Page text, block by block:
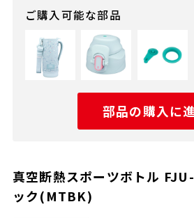
ご購入可能な部品
部品の購入に
真空断熱スポーツボトル
ック(MTBK)